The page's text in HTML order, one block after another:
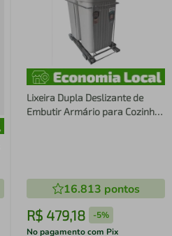
Lixeira Dupla Deslizante de
Embutir Armário para Cozinha
16.813 pontos
R$ 479,18 -5%
No pagamento com Pix